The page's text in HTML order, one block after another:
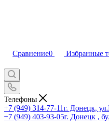
Сравнение0 Избранные
Телефоны
+7 (949) 314-77-11г. Донецк,
+7 (949) 403-93-05г. Донецк ,